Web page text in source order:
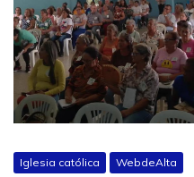
Iglesia católica WebdeAlta